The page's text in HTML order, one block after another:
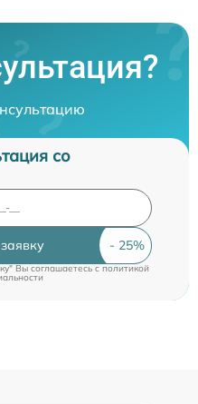
со
Вы соглашаетесь cполитикой